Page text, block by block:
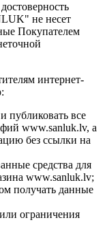
не несет
Покупателем
интернет-
публиковать все
www.sanluk.lv, а
без ссылки на
средства для
www.sanluk.lv;
получать данные
ограничения